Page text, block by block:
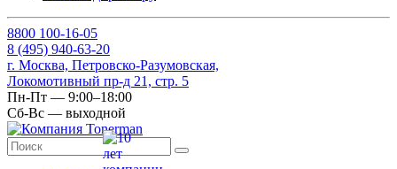
8800 100-16-05
8 (495) 940-63-20
г. Москва, Петровско-Разумовская,
Локомотивный пр-д 21, стр. 5
Пн-Пт — 9:00–18:00
Сб-Вс — выходной